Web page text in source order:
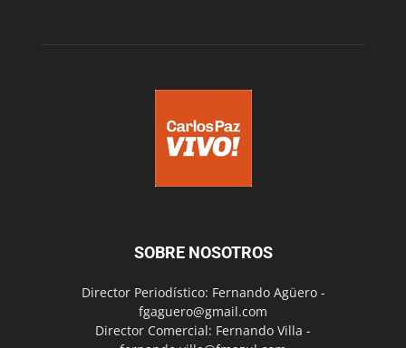
SOBRE NOSOTROS
Director Periodístico: Fernando Agüero -
fgaguero@gmail.com
Director Comercial: Fernando Villa -